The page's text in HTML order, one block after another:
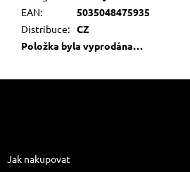
EAN:
5035048475935
Distribuce: CZ
Položka byla vyprodána…
Jak nakupovat